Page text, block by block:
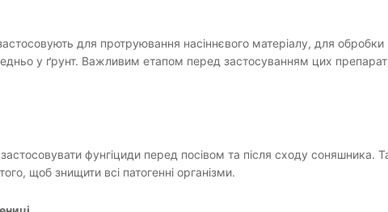
для протруювання насіннєвого матеріалу, для
у ґрунт. Важливим етапом перед застосуванням цих
фунгіциди перед посівом та після сходу соняшника.
щоб знищити всі патогенні організми.